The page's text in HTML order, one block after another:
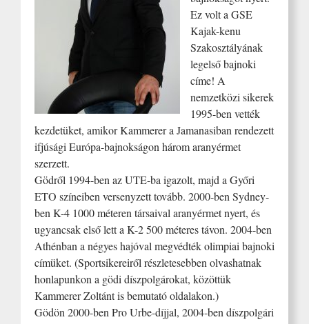
Ez volt a GSE
Kajak-kenu
Szakosztályának
legelső bajnoki
címe! A
nemzetközi sikerek
1995-ben vették
kezdetüket, amikor Kammerer a Jamanasiban rendezett
ifjúsági Európa-bajnokságon három aranyérmet
szerzett.
Gödről 1994-ben az UTE-ba igazolt, majd a Győri
ETO színeiben versenyzett tovább. 2000-ben Sydney-
ben K-4 1000 méteren társaival aranyérmet nyert, és
ugyancsak első lett a K-2 500 méteres távon. 2004-ben
Athénban a négyes hajóval megvédték olimpiai bajnoki
címüket. (Sportsikereiről részletesebben olvashatnak
honlapunkon a gödi díszpolgárokat, közöttük
Kammerer Zoltánt is bemutató oldalakon.)
Gödön 2000-ben Pro Urbe-díjjal, 2004-ben díszpolgári